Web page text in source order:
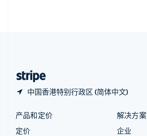
中国香港特别行政区 (简体中文)
产品和定价
定价
解决方案
企业